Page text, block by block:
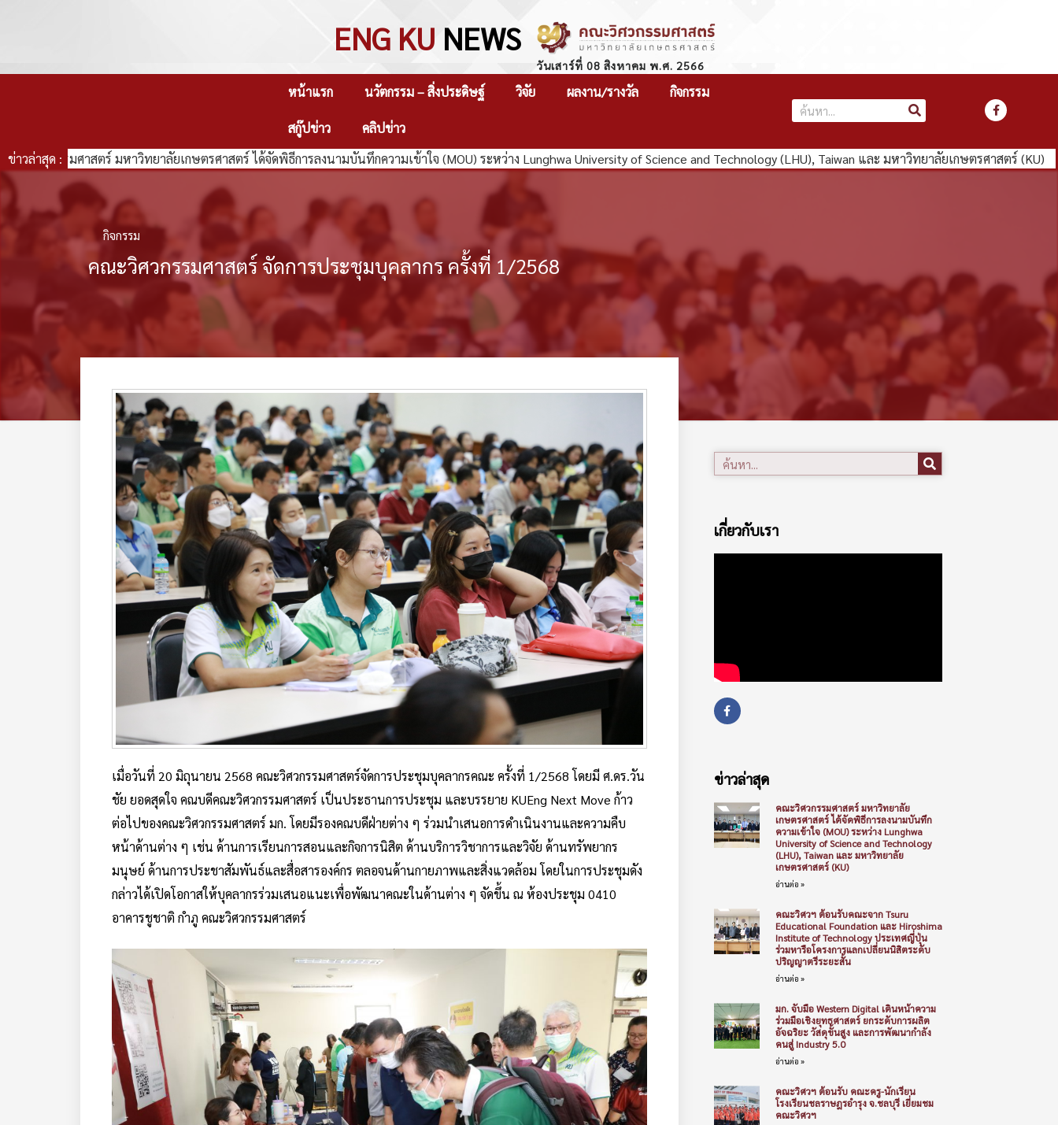
ENG KU NEWS
วันเสาร์ที่ 08 สิงหาคม พ.ศ. 2566
หน้าแรก นวัตกรรม – สิ่งประดิษฐ์ วิจัย ผลงาน/รางวัล กิจกรรม
สกู๊ปข่าว
คลิปข่าว
ข่าวล่าสุด :
กรรมศาสตร์ มหาวิทยาลัยเกษตรศาสตร์ ได้จัดพิธีการลงนามบันทึกความเข้าใจ (MOU) ระหว่าง Lunghwa University of Science and Technology (LHU), Taiwan และ มหาวิทยาลัยเกษตรศาสตร์ (KU) คณะ
กิจกรรม
คณะวิศวกรรมศาสตร์ จัดการประชุมบุคลากร ครั้งที่ 1/2568
เมื่อวันที่ 20 มิถุนายน 2568 คณะวิศวกรรมศาสตร์จัดการประชุมบุคลากรคณะ ครั้งที่ 1/2568 โดยมี ศ.ดร.วัน
ชัย ยอดสุดใจ คณบดีคณะวิศวกรรมศาสตร์ เป็นประธานการประชุม และบรรยาย KUEng Next Move ก้าว
ต่อไปของคณะวิศวกรรมศาสตร์ มก. โดยมีรองคณบดีฝ่ายต่าง ๆ ร่วมนำเสนอการดำเนินงานและความคืบ
หน้าด้านต่าง ๆ เช่น ด้านการเรียนการสอนและกิจการนิสิต ด้านบริการวิชาการและวิจัย ด้านทรัพยากร
มนุษย์ ด้านการประชาสัมพันธ์และสื่อสารองค์กร ตลอจนด้านกายภาพและสิ่งแวดล้อม โดยในการประชุมดัง
กล่าวได้เปิดโอกาสให้บุคลากรร่วมเสนอแนะเพื่อพัฒนาคณะในด้านต่าง ๆ จัดขึ้น ณ ห้องประชุม 0410
อาคารชูชาติ กำภู คณะวิศวกรรมศาสตร์
เกี่ยวกับเรา
ข่าวล่าสุด
คณะวิศวกรรมศาสตร์ มหาวิทยาลัย
เกษตรศาสตร์ ได้จัดพิธีการลงนามบันทึก
ความเข้าใจ (MOU) ระหว่าง Lunghwa
University of Science and Technology
(LHU), Taiwan และ มหาวิทยาลัย
เกษตรศาสตร์ (KU)
อ่านต่อ »
คณะวิศวฯ ต้อนรับคณะจาก Tsuru
Educational Foundation และ Hiroshima
Institute of Technology ประเทศญี่ปุ่น
ร่วมหารือโครงการแลกเปลี่ยนนิสิตระดับ
ปริญญาตรีระยะสั้น
อ่านต่อ »
มก. จับมือ Western Digital เดินหน้าความ
ร่วมมือเชิงยุทธศาสตร์ ยกระดับการผลิต
อัจฉริยะ วัสดุขั้นสูง และการพัฒนากำลัง
คนสู่ Industry 5.0
อ่านต่อ »
คณะวิศวฯ ต้อนรับ คณะครู-นักเรียน
โรงเรียนชลราษฎรอำรุง จ.ชลบุรี เยี่ยมชม
คณะวิศวฯ